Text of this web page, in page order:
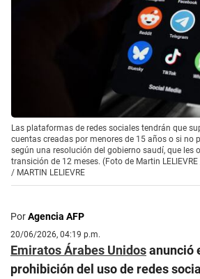
Las plataformas de redes sociales tendrán que
cuentas creadas por menores de 15 años o si no
según una resolución del gobierno saudí, que les
transición de 12 meses. (Foto de Martin
/ MARTIN LELIEVRE
PorAgencia AFP
20/06/2026, 04:19 p.m.
Emiratos Árabes Unidosanunció
prohibición del uso de redes